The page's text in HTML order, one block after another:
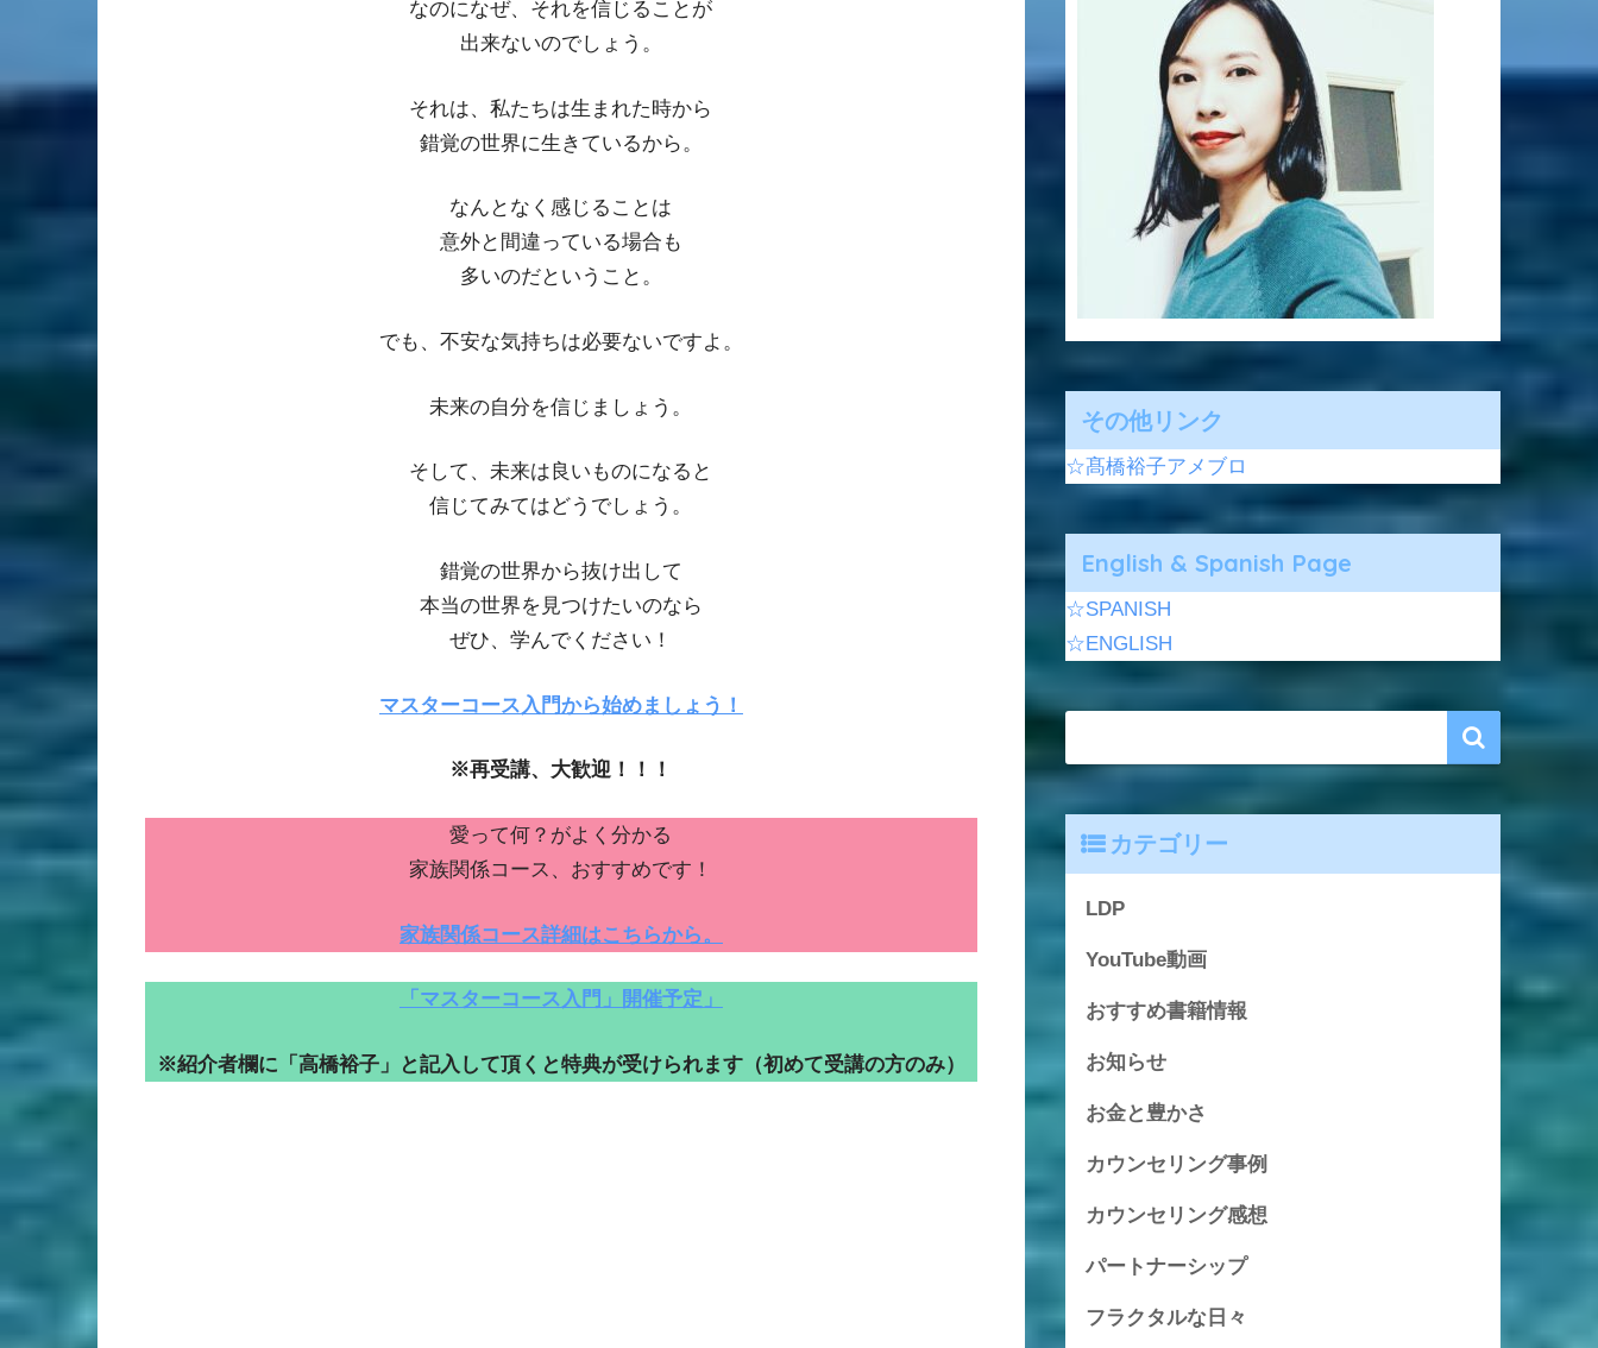
なのになぜ、それを信じることが
出来ないのでしょう。
それは、私たちは生まれた時から
錯覚の世界に生きているから。
なんとなく感じることは
意外と間違っている場合も
多いのだということ。
でも、不安な気持ちは必要ないですよ。
未来の自分を信じましょう。
そして、未来は良いものになると
信じてみてはどうでしょう。
錯覚の世界から抜け出して
本当の世界を見つけたいのなら
ぜひ、学んでください！
マスターコース入門から始めましょう！
※再受講、大歓迎！！！
愛って何？がよく分かる
家族関係コース、おすすめです！
家族関係コース詳細はこちらから。
「マスターコース入門」開催予定」
※紹介者欄に「高橋裕子」と記入して頂くと特典が受けられます（初めて受講の方のみ）
その他リンク
☆髙橋裕子アメブロ
English & Spanish Page
☆SPANISH
☆ENGLISH
カテゴリー
LDP
YouTube動画
おすすめ書籍情報
お知らせ
お金と豊かさ
カウンセリング事例
カウンセリング感想
パートナーシップ
フラクタルな日々